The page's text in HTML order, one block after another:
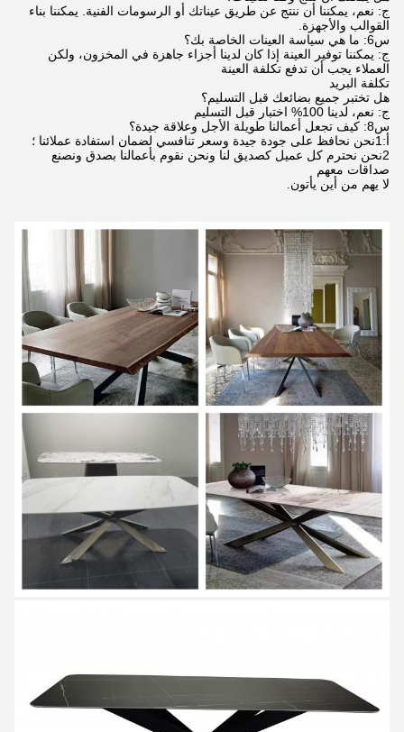
ج: نعم، يمكننا أن ننتج عن طريق عيناتك أو الرسومات الفنية. يمكننا بناء
القوالب والأجهزة.
س6: ما هي سياسة العينات الخاصة بك؟
ج: يمكننا توفير العينة إذا كان لدينا أجزاء جاهزة في المخزون، ولكن
العملاء يجب أن تدفع تكلفة العينة
تكلفة البريد
هل تختبر جميع بضائعك قبل التسليم؟
ج: نعم، لدينا 100% اختبار قبل التسليم
س8: كيف تجعل أعمالنا طويلة الأجل وعلاقة جيدة؟
أ:1نحن نحافظ على جودة جيدة وسعر تنافسي لضمان استفادة عملائنا ؛
2نحن نحترم كل عميل كصديق لنا ونحن نقوم بأعمالنا بصدق ونصنع
صداقات معهم
لا يهم من أين يأتون.